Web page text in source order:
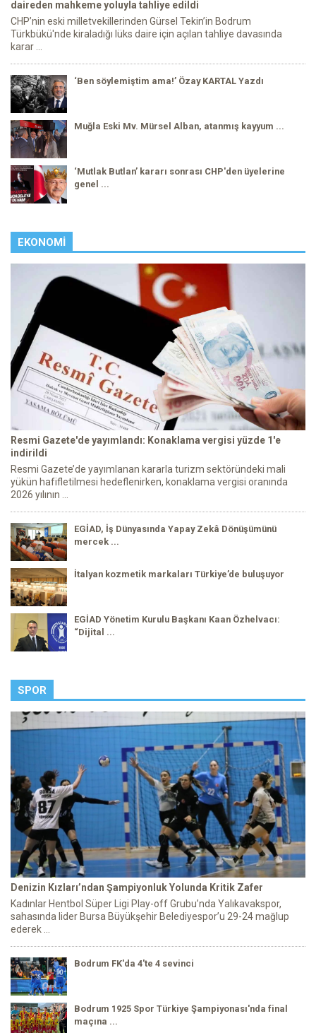
daireden mahkeme yoluyla tahliye edildi
CHP’nin eski milletvekillerinden Gürsel Tekin’in Bodrum
Türkbükü'nde kiraladığı lüks daire için açılan tahliye davasında
karar ...
‘Ben söylemiştim ama!’ Özay KARTAL Yazdı
Muğla Eski Mv. Mürsel Alban, atanmış kayyum ...
‘Mutlak Butlan’ kararı sonrası CHP'den üyelerine
genel ...
EKONOMI
Resmi Gazete'de yayımlandı: Konaklama vergisi yüzde 1'e
indirildi
Resmi Gazete’de yayımlanan kararla turizm sektöründeki mali
yükün hafifletilmesi hedeflenirken, konaklama vergisi oranında
2026 yılının ...
EGİAD, İş Dünyasında Yapay Zekâ Dönüşümünü
mercek ...
İtalyan kozmetik markaları Türkiye’de buluşuyor
EGİAD Yönetim Kurulu Başkanı Kaan Özhelvacı:
“Dijital ...
SPOR
Denizin Kızları’ndan Şampiyonluk Yolunda Kritik Zafer
Kadınlar Hentbol Süper Ligi Play-off Grubu’nda Yalıkavakspor,
sahasında lider Bursa Büyükşehir Belediyespor’u 29-24 mağlup
ederek ...
Bodrum FK'da 4'te 4 sevinci
Bodrum 1925 Spor Türkiye Şampiyonası'nda final
maçına ...